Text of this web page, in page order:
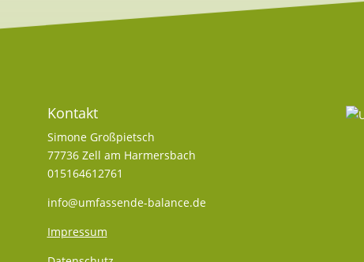
Kontakt
Simone Großpietsch
77736 Zell am Harmersbach
015164612761
info@umfassende-balance.de
Impressum